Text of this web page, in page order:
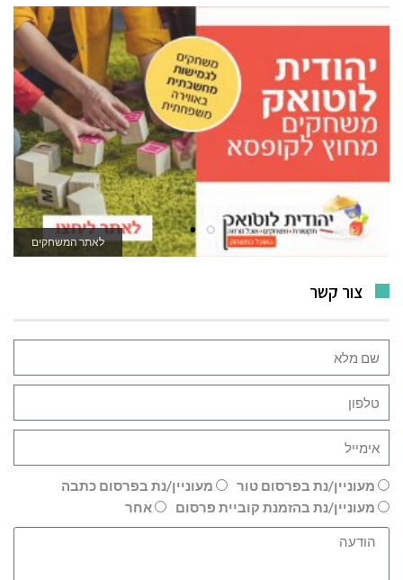
לרכישה
לאתר המשחקים
צור קשר
מעוניין/נת בפרסום טור
מעוניין/נת בפרסום כתבה
מעוניין/נת בהזמנת קוביית פרסום
אחר